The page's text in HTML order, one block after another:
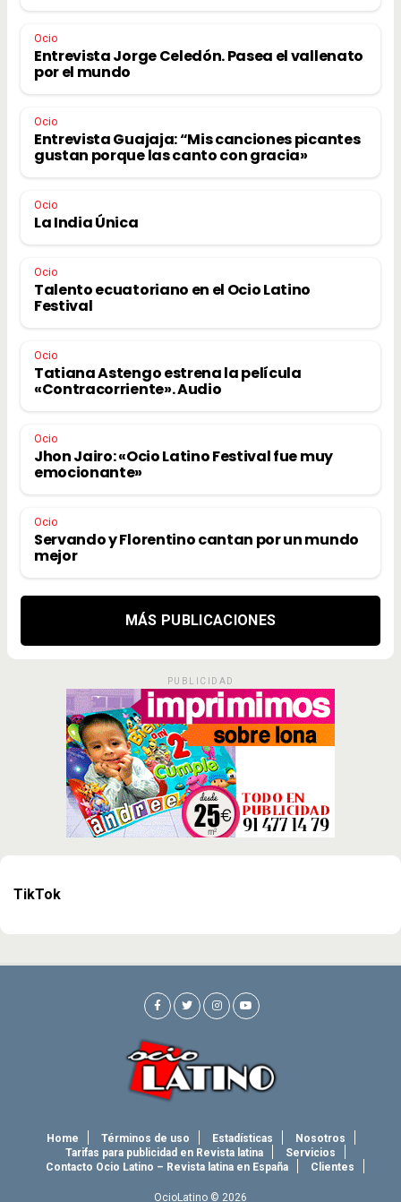
Ocio
Entrevista Jorge Celedón. Pasea el vallenato
por el mundo
Ocio
Entrevista Guajaja: “Mis canciones picantes
gustan porque las canto con gracia»
Ocio
La India Única
Ocio
Talento ecuatoriano en el Ocio Latino
Festival
Ocio
Tatiana Astengo estrena la película
«Contracorriente». Audio
Ocio
Jhon Jairo: «Ocio Latino Festival fue muy
emocionante»
Ocio
Servando y Florentino cantan por un mundo
mejor
MÁS PUBLICACIONES
PUBLICIDAD
TikTok
Home Términos de uso Estadísticas
Nosotros
Tarifas para publicidad en Revista latina
Servicios
Contacto Ocio Latino – Revista latina en España
Clientes
OcioLatino © 2026